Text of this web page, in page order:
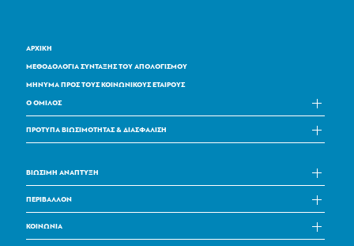
ΑΡΧΙΚΗ
ΜΕΘΟΔΟΛΟΓΙΑ ΣΥΝΤΑΞΗΣ ΤΟΥ ΑΠΟΛΟΓΙΣΜΟΥ
ΜHΝΥΜΑ ΠΡΟΣ ΤΟΥΣ ΚΟΙΝΩΝΙΚΟΥΣ ΕΤΑΙΡΟΥΣ
Ο ΟΜΙΛΟΣ
ΠΡΟΤΥΠΑ ΒΙΩΣΙΜΟΤΗΤΑΣ & ΔΙΑΣΦΑΛΙΣΗ
ΒΙΩΣΙΜΗ ΑΝΑΠΤΥΞΗ
ΠΕΡΙΒΑΛΛΟΝ
ΚΟΙΝΩΝΙΑ